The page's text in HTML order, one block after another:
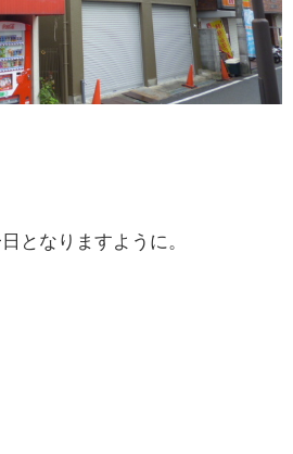
となりますように。